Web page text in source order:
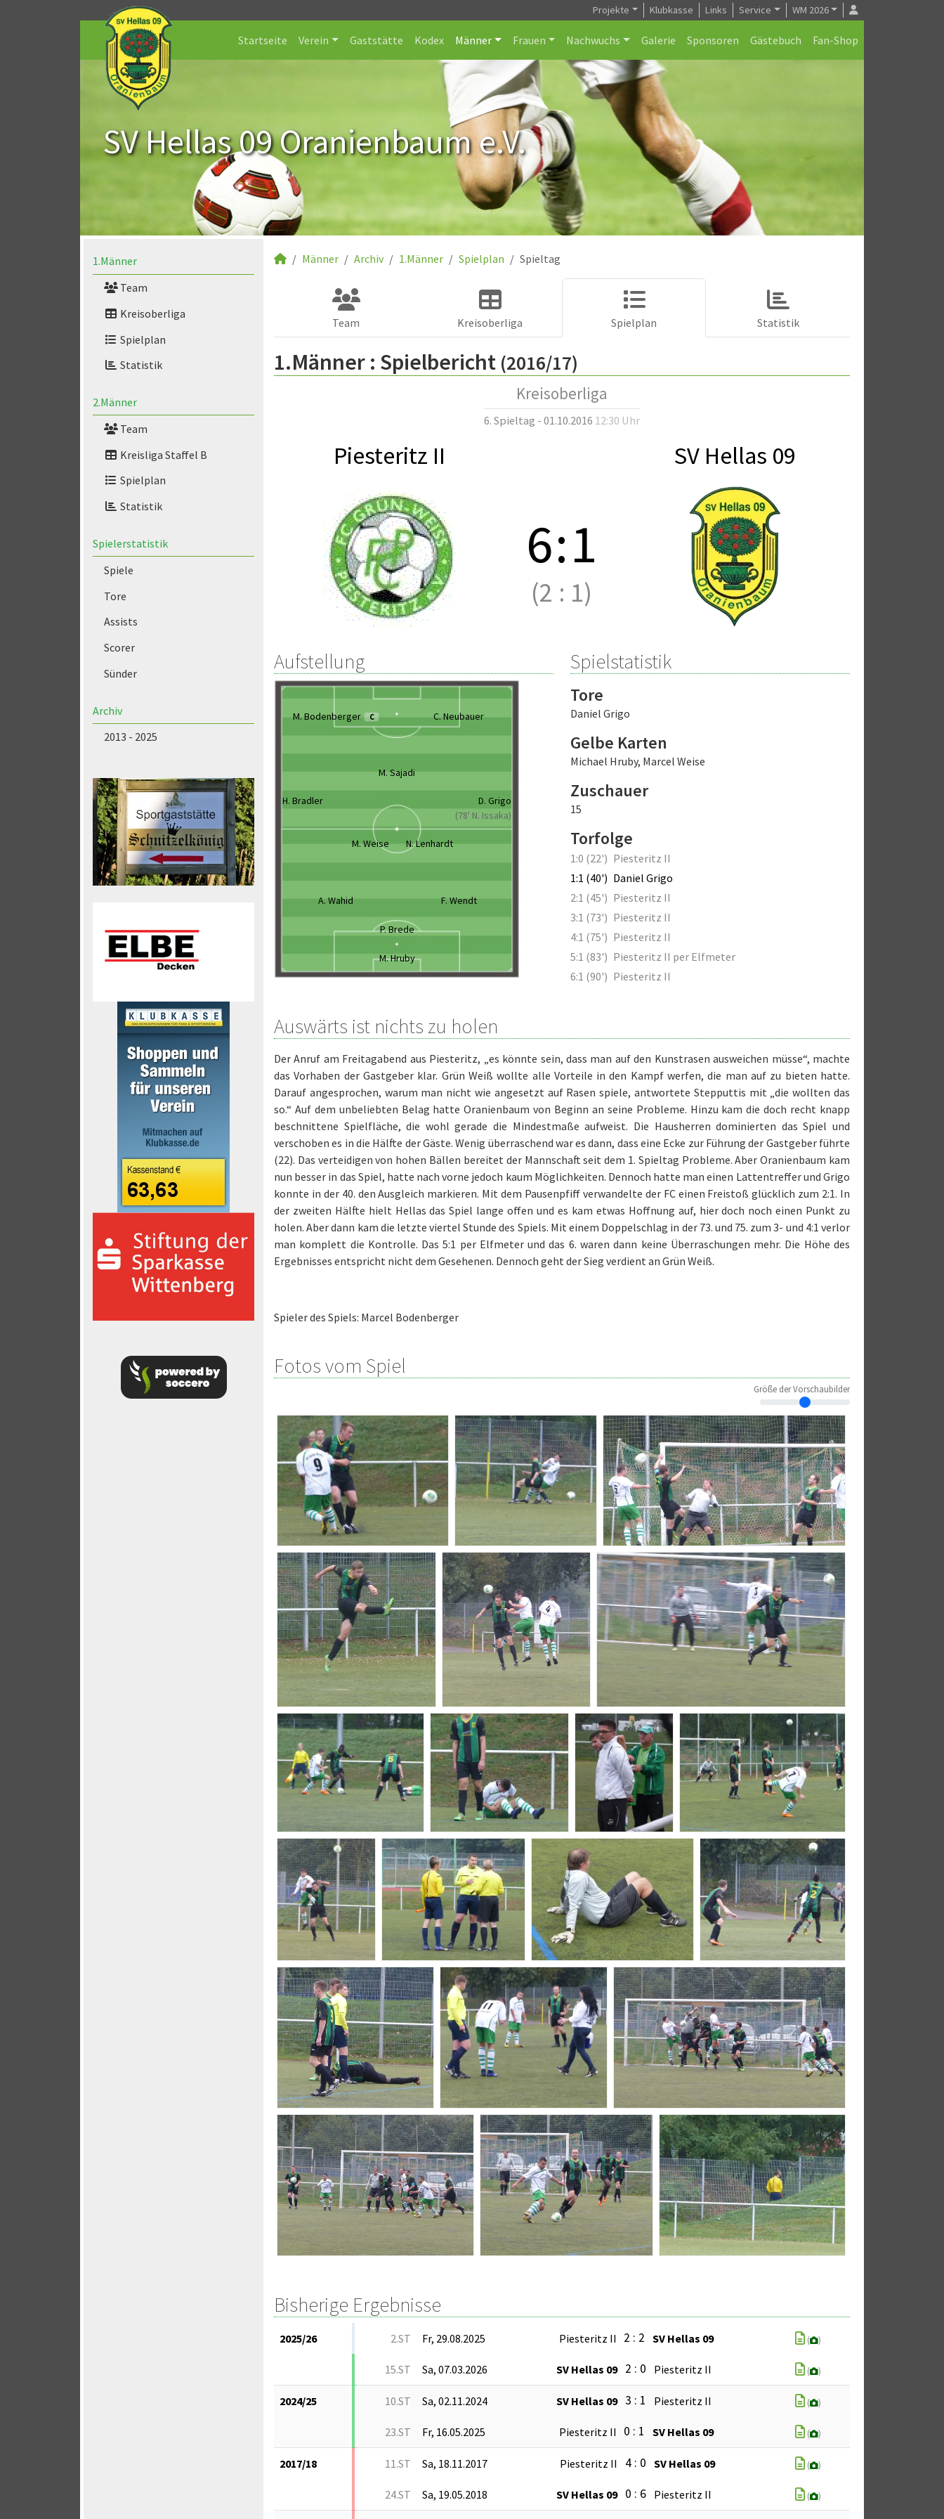
Projekte Klubkasse Links Service WM 2026
Startseite Verein Gaststätte Kodex Männer Frauen Nachwuchs Galerie Sponsoren Gästebuch Fan-Shop
SV Hellas 09 Oranienbaum e.V.
1.Männer
Team
Kreisoberliga
Spielplan
Statistik
2.Männer
Team
Kreisliga Staffel B
Spielplan
Statistik
Spielerstatistik
Spiele
Tore
Assists
Scorer
Sünder
Archiv
2013 - 2025
Männer Archiv 1.Männer Spielplan Spieltag
Team Kreisoberliga Spielplan Statistik
1.Männer : Spielbericht (2016/17)
Kreisoberliga
6. Spieltag - 01.10.2016 12:30 Uhr
Piesteritz II SV Hellas 09
6:1
(2 : 1)
Aufstellung
M. Bodenberger C C. Neubauer
M. Sajadi
H. Bradler
D. Grigo
(78' N. Issaka)
M. Weise N. Lenhardt
A. Wahid F. Wendt
P. Brede
M. Hruby
Spielstatistik
Tore
Daniel Grigo
Gelbe Karten
Michael Hruby, Marcel Weise
Zuschauer
15
Torfolge
1:0 (22') Piesteritz II
1:1 (40') Daniel Grigo
2:1 (45') Piesteritz II
3:1 (73') Piesteritz II
4:1 (75') Piesteritz II
5:1 (83') Piesteritz II per Elfmeter
6:1 (90') Piesteritz II
Auswärts ist nichts zu holen
Der Anruf am Freitagabend aus Piesteritz, „es könnte sein, dass man auf den Kunstrasen ausweichen müsse“, machte
das Vorhaben der Gastgeber klar. Grün Weiß wollte alle Vorteile in den Kampf werfen, die man auf zu bieten hatte.
Darauf angesprochen, warum man nicht wie angesetzt auf Rasen spiele, antwortete Stepputtis mit „die wollten das
so.“ Auf dem unbeliebten Belag hatte Oranienbaum von Beginn an seine Probleme. Hinzu kam die doch recht knapp
beschnittene Spielfläche, die wohl gerade die Mindestmaße aufweist. Die Hausherren dominierten das Spiel und
verschoben es in die Hälfte der Gäste. Wenig überraschend war es dann, dass eine Ecke zur Führung der Gastgeber führte
(22). Das verteidigen von hohen Bällen bereitet der Mannschaft seit dem 1. Spieltag Probleme. Aber Oranienbaum kam
nun besser in das Spiel, hatte nach vorne jedoch kaum Möglichkeiten. Dennoch hatte man einen Lattentreffer und Grigo
konnte in der 40. den Ausgleich markieren. Mit dem Pausenpfiff verwandelte der FC einen Freistoß glücklich zum 2:1. In
der zweiten Hälfte hielt Hellas das Spiel lange offen und es kam etwas Hoffnung auf, hier doch noch einen Punkt zu
holen. Aber dann kam die letzte viertel Stunde des Spiels. Mit einem Doppelschlag in der 73. und 75. zum 3- und 4:1 verlor
man komplett die Kontrolle. Das 5:1 per Elfmeter und das 6. waren dann keine Überraschungen mehr. Die Höhe des
Ergebnisses entspricht nicht dem Gesehenen. Dennoch geht der Sieg verdient an Grün Weiß.
Spieler des Spiels: Marcel Bodenberger
Fotos vom Spiel
Größe der Vorschaubilder
Bisherige Ergebnisse
2025/26 2.ST Fr, 29.08.2025 Piesteritz II 2 : 2 SV Hellas 09 ( )
15.ST Sa, 07.03.2026 SV Hellas 09 2 : 0 Piesteritz II ( )
2024/25 10.ST Sa, 02.11.2024 SV Hellas 09 3 : 1 Piesteritz II ( )
23.ST Fr, 16.05.2025 Piesteritz II 0 : 1 SV Hellas 09 ( )
2017/18 11.ST Sa, 18.11.2017 Piesteritz II 4 : 0 SV Hellas 09 ( )
24.ST Sa, 19.05.2018 SV Hellas 09 0 : 6 Piesteritz II ( )